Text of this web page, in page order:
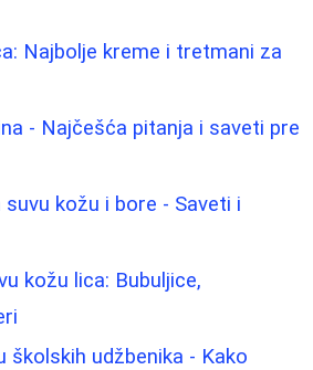
Najbolje kreme i tretmani za
- Najčešća pitanja i saveti pre
kožu i bore - Saveti i
kožu lica: Bubuljice,
školskih udžbenika - Kako